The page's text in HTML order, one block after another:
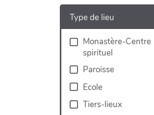
Type de lieu
Monastère-Centre
spirituel
Paroisse
Ecole
Tiers-lieux